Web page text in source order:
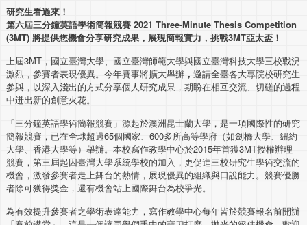
研究生看過來！
第六屆三分鐘英語學術簡報競賽 2021Three-Minute Thesis Competition
(3MT)將提供您機會分享研究成果，展現簡報實力，挑戰3MT亞太盃！
上屆3MT，國立臺灣大學、國立臺灣師範大學與國立臺灣科技大學三校戰況
激烈，參賽者表現優異。今年賽事將擴大舉辦 ，邀請全臺各大專院校研究生
參與，以深入淺出的方式分享個人研究成果，期盼在相互交流、切磋的過程
中迸出新的創意火花。
「三分鐘英語學術簡報競賽」源起於澳洲昆士蘭大學，是一項國際性的研究
簡報競賽，已在全球超過65個國家、600多所高等學府（如劍橋大學、紐約
大學、香港大學等）舉辦。本校寫作教學中心於2015年首獲3MT授權辦理
競賽，第三屆起因臺灣大學系統學校的加入，更促進三校研究生學術交流的
機會，激發參賽者走上舞台的熱情，展現優異的組織與口說能力。競賽優勝
者除可獲得獎金，還有機會站上國際舞台為校爭光。
為有效提升參賽者之學術表達能力，寫作教學中心每年皆於競賽報名前開辦